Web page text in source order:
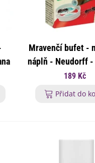
-
-
Mravenčí bufet -
náplň - Neudorff -
proti mravencům
ml
189 Kč
Přidat do